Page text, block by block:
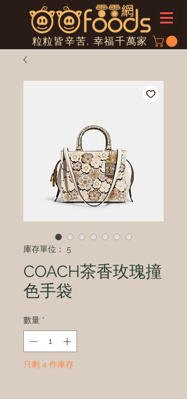
粒粒皆辛苦, 幸福千萬家
庫存單位： 5
COACH茶香玫瑰撞
色手袋
數量 *
只剩 4 件庫存